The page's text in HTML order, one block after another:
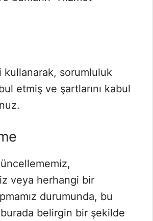
kullanarak, sorumluluk
etmiş ve şartlarını kabul
veya herhangi bir
durumunda, bu
belirgin bir şekilde